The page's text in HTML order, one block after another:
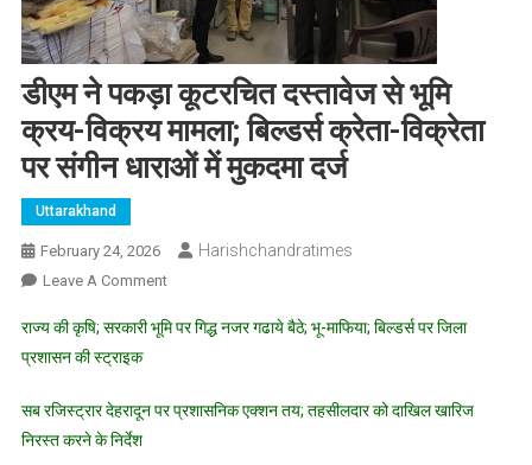
डीएम ने पकड़ा कूटरचित दस्तावेज से भूमि
क्रय-विक्रय मामला; बिल्डर्स क्रेता-विक्रेता
पर संगीन धाराओं में मुकदमा दर्ज
Uttarakhand
February 24, 2026 Harishchandratimes
Leave A CommentOn
ने
दस्तावेज
राज्य की कृषि; सरकारी भूमि पर गिद्ध नजर गढाये बैठे; भू-माफिया; बिल्डर्स पर जिला
प्रशासन की स्ट्राइक
सब रजिस्ट्रार देहरादून पर प्रशासनिक एक्शन तय; तहसीलदार को दाखिल खारिज
निरस्त करने के निर्देश